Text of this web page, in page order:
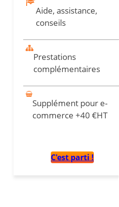
Aide, assistance,
conseils
Prestations
complémentaires
Supplément pour e-
commerce +40 €HT
C'est parti !